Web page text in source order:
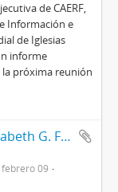
de CAERF,
Información e
de Iglesias
informe
próxima reunión
Carta de Alicia Peiró a Elizabeth G. Ferris
febrero 09